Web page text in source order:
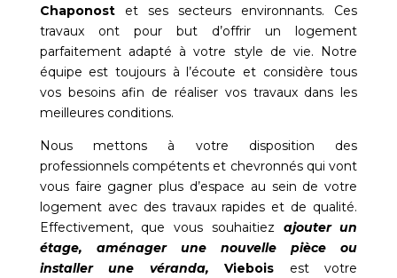
Chaponostet ses secteurs environnants. Ces
travaux ont pour but d’offrir un logement
parfaitement adapté à votre style de vie. Notre
équipe est toujours à l’écoute et considère tous
vos besoins afin de réaliser vos travaux dans les
meilleures conditions.
Nous mettons à votre disposition des
professionnels compétents et chevronnés qui vont
vous faire gagner plus d’espace au sein de votre
logement avec des travaux rapides et de qualité.
Effectivement, que vous souhaitiez ajouter un
étage, aménager une nouvelle pièce ou
installer une véranda,
Viebois est votre